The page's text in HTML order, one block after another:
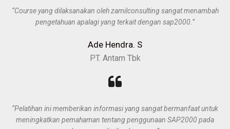
“Course yang dilaksanakan oleh zamilconsulting sangat menambah
pengetahuan apalagi yang terkait dengan sap2000.”
Ade Hendra. S
PT. Antam Tbk
“Pelatihan ini memberikan informasi yang sangat bermanfaat untuk
meningkatkan pemahaman tentang penggunaan SAP2000 pada